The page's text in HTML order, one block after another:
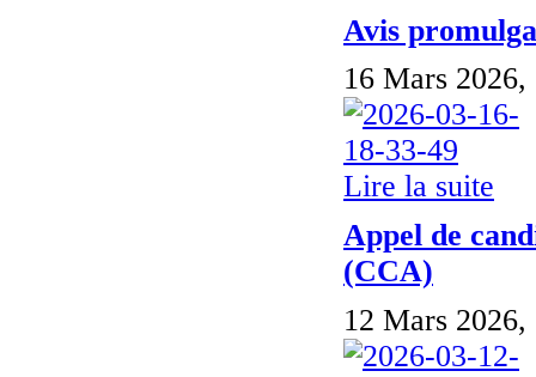
Avis
16 Mars 2026,
Lire la suite
Appel de
(CCA)
12 Mars 2026,